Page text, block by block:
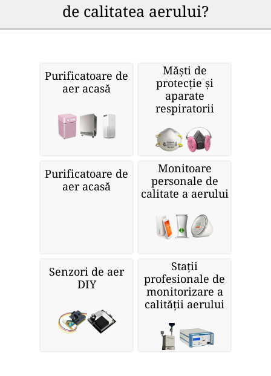
de calitatea aerului?
Purificatoare de
aer acasă
Măști de
protecție și
aparate
respiratorii
Purificatoare de
aer acasă
Monitoare
personale de
calitate a aerului
Senzori de aer
DIY
Stații
profesionale de
monitorizare a
calității aerului